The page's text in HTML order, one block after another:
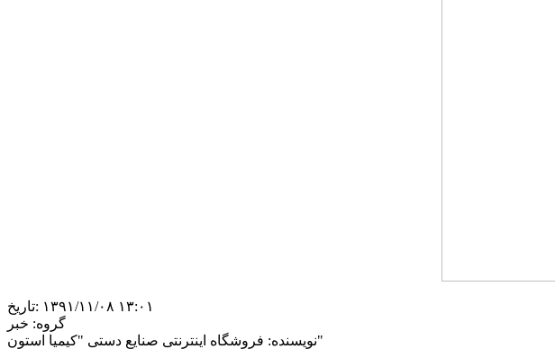
تاریخ: ‎۱۳۹۱/۱۱/۰۸ ۱۳:۰۱
گروه: خبر
نویسنده:فروشگاه اینترنتی صنایع دستی "کیمیا استون"